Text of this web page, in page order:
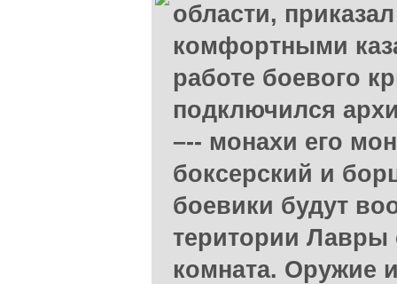
области,
комфортными
работе боевого
подключился
–-- монахи его
боксерский и
боевики будут
територии Лавры
комната. Оружие